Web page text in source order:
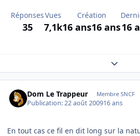
Réponses
35
Vues
7,1k
Création
16 ans16 ans16
Expand
Dom Le Trappeur Membre SNCF
Publication:22 août 200916 ans
En tout cas ce fil en dit long sur la